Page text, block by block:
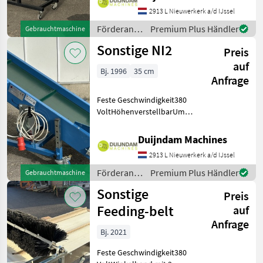
Gebrauchtmaschine
Position)Weitere
Informationen oder eine
vollständige Angebot?
Fragen Sie das
2913 L Nieuwerkerk a/d IJssel
Förderanlagen
/ Sonstige
Premium Plus Händler
Gebrauchtmaschine
Sonstige NI2
Preis
auf
Anfrage
Bj. 1996 35 cm
Feste Geschwindigkeit380
VoltHöhenverstellbarUm
Fotos in der maximalen
Position)Weitere
Informationen oder eine
vollständige Angebot?
Fragen
Duijndam Machines
2913 L Nieuwerkerk a/d IJssel
Förderanlagen
/ Sonstige
Premium Plus Händler
Sonstige
Feeding-belt
Preis
auf
Anfrage
Bj. 2021
Feste Geschwindigkeit380